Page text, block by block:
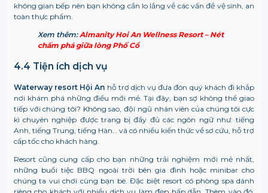
không gian bếp nên bạn không cần lo lắng về các vấn đề vệ sinh, an
toàn thực phẩm.
Xem thêm:Almanity Hoi An Wellness Resort – Nét
chấm phá giữa lòng Phố Cổ
4.4 Tiện ích dịch vụ
Waterway resort Hội An hỗ trợ dịch vụ đưa đón quý khách đi khắp
nơi khám phá những điều mới mẻ. Tại đây, bạn sợ không thể giao
tiếp với chúng tôi? Không sao, đội ngũ nhân viên của chúng tôi cực
kì chuyên nghiệp được trang bị đầy đủ các ngôn ngữ như: tiếng
Anh, tiếng Trung, tiếng Hàn… và có nhiều kiến thức về sơ cứu, hỗ trợ
cấp tốc cho khách hàng.
Resort cũng cung cấp cho bạn những trải nghiệm mới mẻ nhất,
những buổi tiệc BBQ ngoài trời bên gia đình hoặc minibar cho
chúng ta vui chơi cùng bạn bè. Đặc biệt resort có phòng spa dành